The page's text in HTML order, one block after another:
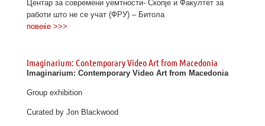
Центар за современи уемтности- Скопје и Факултет за
работи што не се учат (ФРУ) – Битола
повеќе >>>
Imaginarium: Contemporary Video Art from Macedonia
Imaginarium: Contemporary Video Art from Macedonia
Group exhibition
Curated by Jon Blackwood